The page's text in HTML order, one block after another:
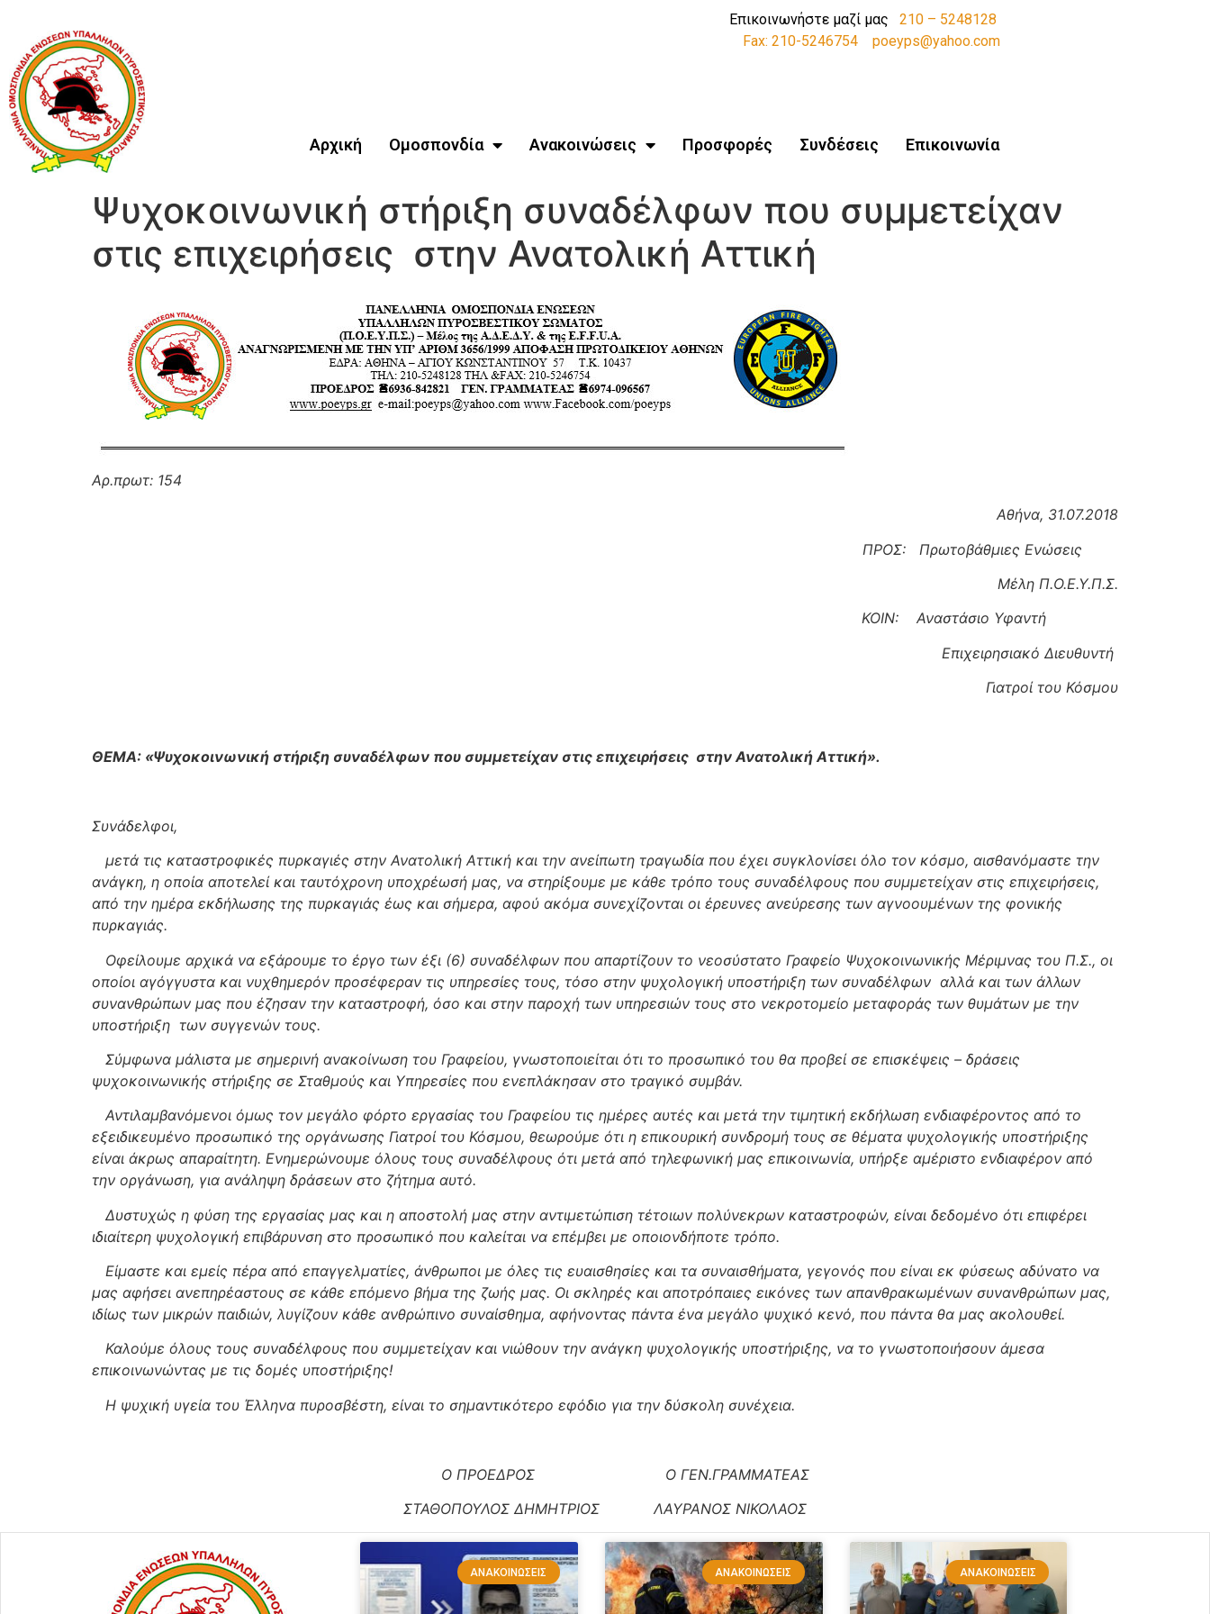
Επικοινωνήστε μαζί μας 210 – 5248128
Fax: 210-5246754
poeyps@yahoo.com
Αρχική Ομοσπονδία Ανακοινώσεις Προσφορές Συνδέσεις Επικοινωνία
Ψυχοκοινωνική στήριξη συναδέλφων που συμμετείχαν
στις επιχειρήσεις στην Ανατολική Αττική
Αρ.πρωτ: 154
Αθήνα, 31.07.2018
ΠΡΟΣ: Πρωτοβάθμιες Ενώσεις
Mέλη Π.Ο.Ε.Υ.Π.Σ.
ΚΟΙΝ: Αναστάσιο Υφαντή
Επιχειρησιακό Διευθυντή
Γιατροί του Κόσμου
ΘΕΜΑ: «Ψυχοκοινωνική στήριξη συναδέλφων που συμμετείχαν στις επιχειρήσεις στην Ανατολική Αττική».
Συνάδελφοι,
μετά τις καταστροφικές πυρκαγιές στην Ανατολική Αττική και την ανείπωτη τραγωδία που έχει συγκλονίσει όλο τον κόσμο, αισθανόμαστε την
ανάγκη, η οποία αποτελεί και ταυτόχρονη υποχρέωσή μας, να στηρίξουμε με κάθε τρόπο τους συναδέλφους που συμμετείχαν στις επιχειρήσεις,
από την ημέρα εκδήλωσης της πυρκαγιάς έως και σήμερα, αφού ακόμα συνεχίζονται οι έρευνες ανεύρεσης των αγνοουμένων της φονικής
πυρκαγιάς.
Οφείλουμε αρχικά να εξάρουμε το έργο των έξι (6) συναδέλφων που απαρτίζουν το νεοσύστατο Γραφείο Ψυχοκοινωνικής Μέριμνας του Π.Σ., οι
οποίοι αγόγγυστα και νυχθημερόν προσέφεραν τις υπηρεσίες τους, τόσο στην ψυχολογική υποστήριξη των συναδέλφων αλλά και των άλλων
συνανθρώπων μας που έζησαν την καταστροφή, όσο και στην παροχή των υπηρεσιών τους στο νεκροτομείο μεταφοράς των θυμάτων με την
υποστήριξη των συγγενών τους.
Σύμφωνα μάλιστα με σημερινή ανακοίνωση του Γραφείου, γνωστοποιείται ότι το προσωπικό του θα προβεί σε επισκέψεις – δράσεις
ψυχοκοινωνικής στήριξης σε Σταθμούς και Υπηρεσίες που ενεπλάκησαν στο τραγικό συμβάν.
Αντιλαμβανόμενοι όμως τον μεγάλο φόρτο εργασίας του Γραφείου τις ημέρες αυτές και μετά την τιμητική εκδήλωση ενδιαφέροντος από το
εξειδικευμένο προσωπικό της οργάνωσης Γιατροί του Κόσμου, θεωρούμε ότι η επικουρική συνδρομή τους σε θέματα ψυχολογικής υποστήριξης
είναι άκρως απαραίτητη. Ενημερώνουμε όλους τους συναδέλφους ότι μετά από τηλεφωνική μας επικοινωνία, υπήρξε αμέριστο ενδιαφέρον από
την οργάνωση, για ανάληψη δράσεων στο ζήτημα αυτό.
Δυστυχώς η φύση της εργασίας μας και η αποστολή μας στην αντιμετώπιση τέτοιων πολύνεκρων καταστροφών, είναι δεδομένο ότι επιφέρει
ιδιαίτερη ψυχολογική επιβάρυνση στο προσωπικό που καλείται να επέμβει με οποιονδήποτε τρόπο.
Είμαστε και εμείς πέρα από επαγγελματίες, άνθρωποι με όλες τις ευαισθησίες και τα συναισθήματα, γεγονός που είναι εκ φύσεως αδύνατο να
μας αφήσει ανεπηρέαστους σε κάθε επόμενο βήμα της ζωής μας. Οι σκληρές και αποτρόπαιες εικόνες των απανθρακωμένων συνανθρώπων μας,
ιδίως των μικρών παιδιών, λυγίζουν κάθε ανθρώπινο συναίσθημα, αφήνοντας πάντα ένα μεγάλο ψυχικό κενό, που πάντα θα μας ακολουθεί.
Καλούμε όλους τους συναδέλφους που συμμετείχαν και νιώθουν την ανάγκη ψυχολογικής υποστήριξης, να το γνωστοποιήσουν άμεσα
επικοινωνώντας με τις δομές υποστήριξης!
Η ψυχική υγεία του Έλληνα πυροσβέστη, είναι το σημαντικότερο εφόδιο για την δύσκολη συνέχεια.
Ο ΠΡΟΕΔΡΟΣ Ο ΓΕΝ.ΓΡΑΜΜΑΤΕΑΣ
ΣΤΑΘΟΠΟΥΛΟΣ ΔΗΜΗΤΡΙΟΣ ΛΑΥΡΑΝΟΣ ΝΙΚΟΛΑΟΣ
ΑΝΑΚΟΙΝΏΣΕΙΣ ΑΝΑΚΟΙΝΏΣΕΙΣ ΑΝΑΚΟΙΝΏΣΕΙΣ